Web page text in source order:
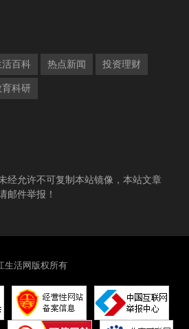
活百科 热点新闻 投资理财
育科研
经允许不可复制本站镜像，本站文章
邮件举报！
生活网版权所有